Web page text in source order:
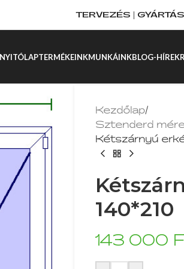
TERVEZÉS |
NYITÓLAPTERMÉKEINKMUNKÁINKBLOG-HÍREK
Kezdőlap/
Sztenderd
Kétszárnyú
140*210
143 000